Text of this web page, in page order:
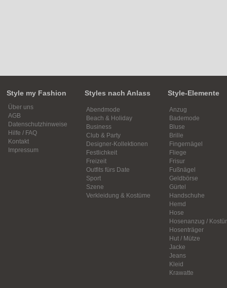
Style my Fashion
Über uns
AGB
Datenschutzhinweise
Hilfe / FAQ
Kontakt
Impressum
Styles nach Anlass
Abendmode
Beach & Holiday
Business
Club & Party
Designer-Kollektionen
Festlichkeit
Freizeit
Outfits fürs Date
Sport
Szene
Verkleidung & Kostüme
Style-Elemente
Anzug
Bademode
Bluse
Brille
Fingernägel
Fliege
Frisur
Fußnägel
Geldbörse
Gürtel
Handschuhe
Hemd
Hose
Hosenanzug /
Hosenträger
Hut / Mütze
Jacke
Jeans
Kleid
Krawatte